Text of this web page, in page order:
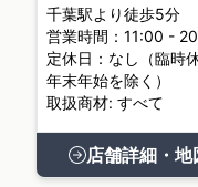
千葉駅より徒歩5分
営業時間：11:00 -
定休日：なし（臨時
年末年始を除く）
取扱商材: すべて
店舗詳細・地